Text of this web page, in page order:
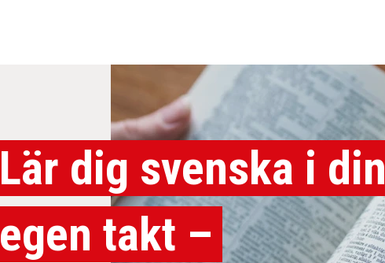
Lär dig svenska i din
egen takt –